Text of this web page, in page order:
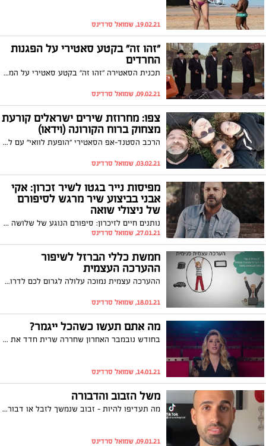
19.02.21, שמואל סרדינס
"זהו זה" בקטע סאטירי על הפגנות
החרדים
תכנית הסאטירה "זהו זה" בקטע סאטירי על המהומות האחרונות שפרצו על ידי גורמים בציבור החרדי - באמצעות גרסת כיסוי הומוריסטית לשיר "גבעת התחמושת". צפו
09.02.21, שמואל סרדינס
צפו: מחרוזת שירים ישראלים קורעת
מצחוק ברוח הקורונה (וידאו)
הרכב הסטנד-אפ הסאטירי "הופעת לוואי" עם לקט שירי קורונה קורע מצחוק לרגל הסגר השלישי. הילד בן ה-30 עם החום הגבוה משירו של אהוד בנאי ששוכב בבית הוריו ולא יודע שהם בקבוצת סיכון, ערימת החבר'ה מ"אגדת דשא" של אריק איינשטיין ששוכבת על הדשא ומקבלת דו"ח ועוד. צפו בלקט השירים הקורע מצחוק
03.02.21, שמואל סרדינס
מפיסות נייר בגטו לשיר זכרון: אקי
אבני בביצוע שיר מרגש לסיפורם
של ניצולי שואה
נותנים חיים לזיכרון: סיפורם הנוגע של שלושה ילדים בגטו טרזין מקבל לראשונה חיים בביצוע ייחודי. הודות לתורם אנונימי של קרן היסוד, הטקסט שנכתב בידי שורד אחד שנותר בחיים, הופק ומבוצע לראשונה על ידי האמן אקי אבני לרגל יום השואה הבינלאומי
27.01.21, שמואל סרדינס
חמשת כללי הברזל לשיפור
ההערכה העצמית
ההערכה עצמית נמוכה עלולה לגרום לכם לדרוך במקום ואף להיות הרסנית בהקשר של מידת האושר שלכם, בייחוד כשמדובר בהשגת מטרות ויעדים. קבלו את חמשת הכללים של אלסי זיסלמן לשיפור ההערכה העצמית שלכם
18.01.21, שמואל סרדינס
מה אתם תעשו כשהכל ייגמר?
בחודש נובמבר האחרון שחררה שרית חדד את הסינגל החדש "כשהכול יגמר" שמדבר על התקופה שאחרי הקורונה. את השיר המרגש לקחה המורה ציפי ויחד עם מילותיו היא הפיקה בכלל סרטון המיועד לתרגול קריאה לתלמידיה, אך התוצאה, עם כמה שזה מפתיע, מרגשת ומקסימה להפליא. צפו
14.01.21, שמואל סרדינס
משל הזבוב והדבורה
מה תעדיפו להיות - זבוב שנמשך לזבל או דבורה שנמשכת לצוף של הפרחים? צפו במשל המרתק מפיו של שון אלרועי לוי
09.01.21, שמואל סרדינס